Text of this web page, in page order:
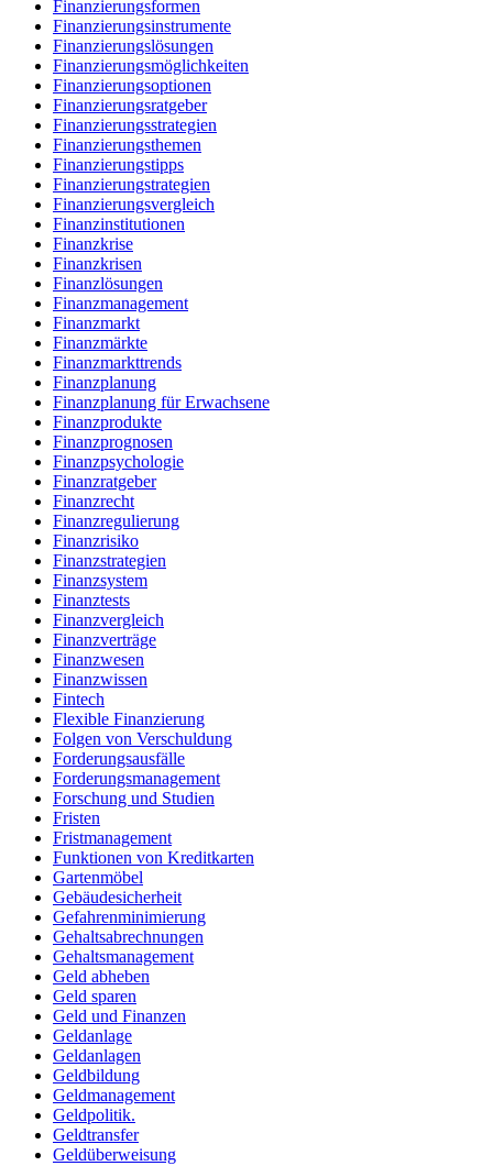
Finanzierungsformen
Finanzierungsinstrumente
Finanzierungslösungen
Finanzierungsmöglichkeiten
Finanzierungsoptionen
Finanzierungsratgeber
Finanzierungsstrategien
Finanzierungsthemen
Finanzierungstipps
Finanzierungstrategien
Finanzierungsvergleich
Finanzinstitutionen
Finanzkrise
Finanzkrisen
Finanzlösungen
Finanzmanagement
Finanzmarkt
Finanzmärkte
Finanzmarkttrends
Finanzplanung
Finanzplanung für Erwachsene
Finanzprodukte
Finanzprognosen
Finanzpsychologie
Finanzratgeber
Finanzrecht
Finanzregulierung
Finanzrisiko
Finanzstrategien
Finanzsystem
Finanztests
Finanzvergleich
Finanzverträge
Finanzwesen
Finanzwissen
Fintech
Flexible Finanzierung
Folgen von Verschuldung
Forderungsausfälle
Forderungsmanagement
Forschung und Studien
Fristen
Fristmanagement
Funktionen von Kreditkarten
Gartenmöbel
Gebäudesicherheit
Gefahrenminimierung
Gehaltsabrechnungen
Gehaltsmanagement
Geld abheben
Geld sparen
Geld und Finanzen
Geldanlage
Geldanlagen
Geldbildung
Geldmanagement
Geldpolitik.
Geldtransfer
Geldüberweisung